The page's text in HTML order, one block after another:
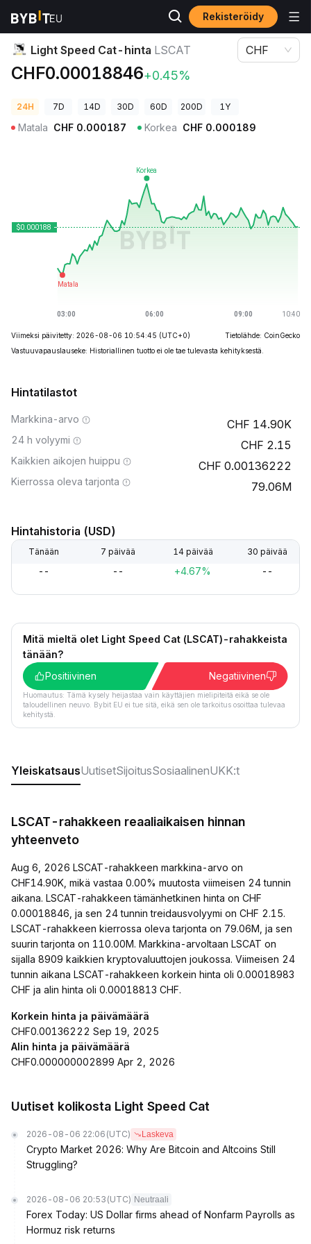
Rekisteröidy
Kryptohinnat Light Speed Cat-hinta LSCAT
Light Speed Cat-hinta LSCAT
CHF0.00018846+0.45%
CHF
24H 7D 14D 30D 60D 200D 1Y
Matala CHF 0.000187 Korkea CHF 0.000189
Viimeksi päivitetty: 2026-08-06 10:54:45 (UTC+0)
Tietolähde: CoinGecko
Vastuuvapauslauseke: Historiallinen tuotto ei ole tae tulevasta kehityksestä.
Hintatilastot
Markkina-arvo 14.90K
24 h volyymi 2.15
Kaikkien aikojen huippu 0.00136222
Kierrossa oleva tarjonta 79.06M
Hintahistoria (USD)
Tänään 7 päivää 14 päivää 30 päivää
-- -- +4.67% --
Mitä mieltä olet Light Speed Cat (LSCAT)-rahakkeista
tänään?
Positiivinen
Negatiivinen
Huomautus: Tämä kysely heijastaa vain käyttäjien mielipiteitä eikä se ole
taloudellinen neuvo. Bybit EU ei tue sitä, eikä sen ole tarkoitus osoittaa tulevaa
kehitystä.
YleiskatsausUutisetSijoitusSosiaalinenUKK:t
LSCAT-rahakkeen reaaliaikaisen hinnan
yhteenveto
Aug 6, 2026 LSCAT-rahakkeen markkina-arvo on
CHF14.90K, mikä vastaa 0.00% muutosta viimeisen 24 tunnin
aikana. LSCAT-rahakkeen tämänhetkinen hinta on CHF
0.00018846, ja sen 24 tunnin treidausvolyymi on CHF 2.15.
LSCAT-rahakkeen kierrossa oleva tarjonta on 79.06M, ja sen
suurin tarjonta on 110.00M. Markkina-arvoltaan LSCAT on
sijalla 8909 kaikkien kryptovaluuttojen joukossa. Viimeisen 24
tunnin aikana LSCAT-rahakkeen korkein hinta oli 0.00018983
CHF ja alin hinta oli 0.00018813 CHF.
Korkein hinta ja päivämäärä
CHF0.00136222 Sep 19, 2025
Alin hinta ja päivämäärä
CHF0.000000002899 Apr 2, 2026
Uutiset kolikosta Light Speed Cat
2026-08-06 22:06 (UTC) Laskeva
Crypto Market 2026: Why Are Bitcoin and Altcoins Still
Struggling?
2026-08-06 20:53 (UTC) Neutraali
Forex Today: US Dollar firms ahead of Nonfarm Payrolls as
Hormuz risk returns